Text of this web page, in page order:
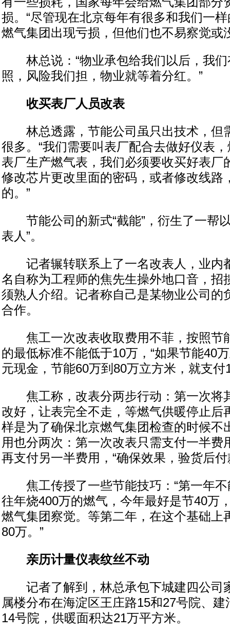
损。“尽管现在北京每年有很多和我们一
燃气集团出现亏损，但他们也不易察觉或
林总说：“物业承包给我们以后，我们
照，风险我们担，物业就等着分红。”
收买表厂人员改表
林总透露，节能公司虽只出技术，但
很多。“我们需要叫表厂配合去做好仪表
表厂生产燃气表，我们必须要收买好表厂
修改芯片更改里面的密码，或者修改线路
的。”
节能公司的新式“截能”，衍生了一帮
表人”。
记者辗转联系上了一名改表人，业内
名自称为工程师的焦先生操外地口音，招
须熟人介绍。记者称自己是某物业公司的
合作。
焦工一次改表收取费用不菲，按照节
的最低标准不能低于10万，“如果节能40
元现金，节能60万到80万立方米，就支付
焦工称，改表分两步行动：第一次将
改好，让表完全不走，等燃气供暖停止后
样是为了确保北京燃气集团检查的时候不
用也分两次：第一次改表只需支付一半费
再支付另一半费用，“确保效果，验货后付
焦工传授了一些节能技巧：“第一年不
往年烧400万的燃气，今年最好是节40万
燃气集团察觉。等第二年，在这个基础上
80万。”
亲历计量仪表纹丝不动
记者了解到，林总承包下城建四公司
属楼分布在海淀区王庄路15和27号院、
14号院，供暖面积达21万平方米。